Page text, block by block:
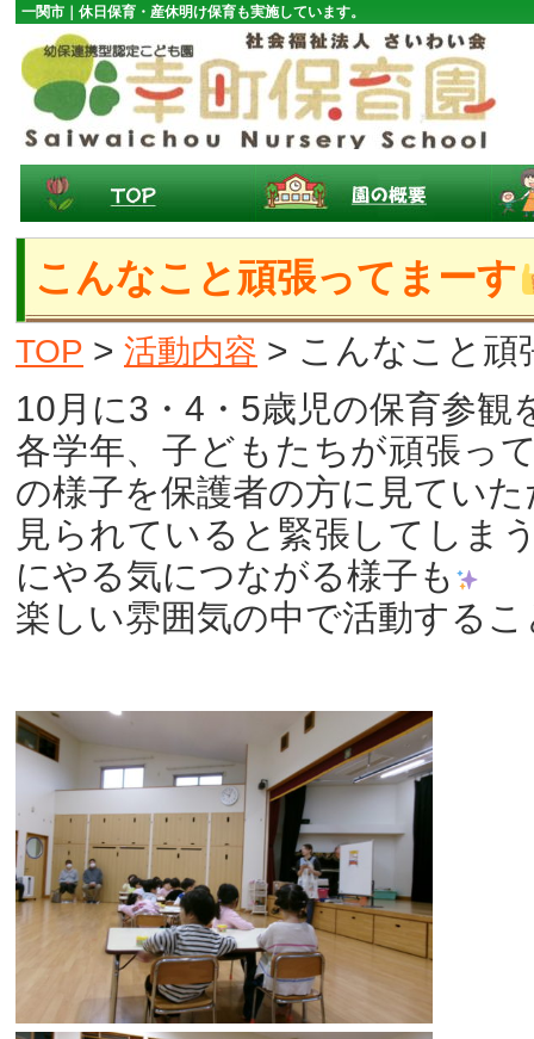
一関市｜休日保育・産休明け保育も実施しています。
こんなこと頑張ってまーす
TOP > 活動内容 > こんなこと頑
10月に3・4・5歳児の保育参観
各学年、子どもたちが頑張っ
の様子を保護者の方に見てい
見られていると緊張してしま
にやる気につながる様子も
楽しい雰囲気の中で活動する